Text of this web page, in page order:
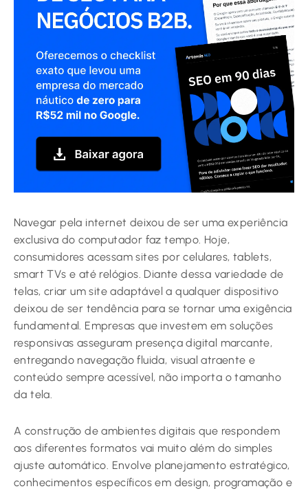
Navegar pela internet deixou de ser uma experiência
exclusiva do computador faz tempo. Hoje,
consumidores acessam sites por celulares, tablets,
smart TVs e até relógios. Diante dessa variedade de
telas, criar um site adaptável a qualquer dispositivo
deixou de ser tendência para se tornar uma exigência
fundamental. Empresas que investem em soluções
responsivas asseguram presença digital marcante,
entregando navegação fluida, visual atraente e
conteúdo sempre acessível, não importa o tamanho
da tela.
A construção de ambientes digitais que respondem
aos diferentes formatos vai muito além do simples
ajuste automático. Envolve planejamento estratégico,
conhecimentos específicos em design, programação e